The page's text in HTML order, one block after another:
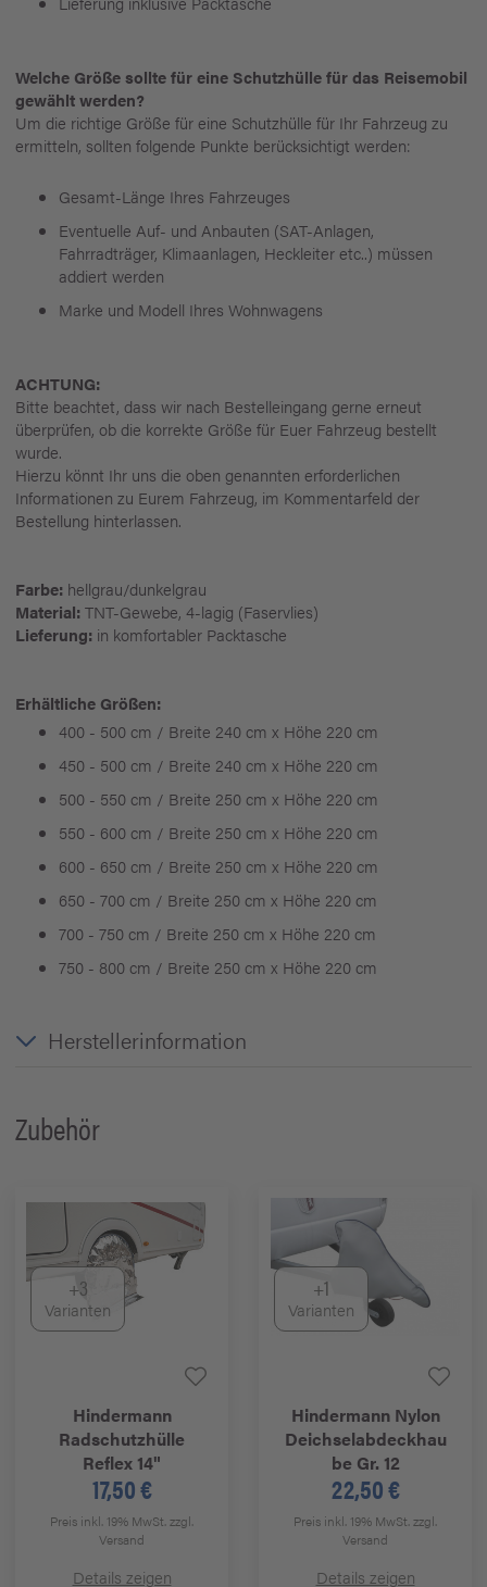
Welche Größe sollte für eine Schutzhülle für das Reisemobil
gewählt werden?
Um die richtige Größe für eine Schutzhülle für Ihr Fahrzeug zu
ermitteln, sollten folgende Punkte berücksichtigt werden:
Gesamt-Länge Ihres Fahrzeuges
Eventuelle Auf- und Anbauten (SAT-Anlagen,
Fahrradträger, Klimaanlagen, Heckleiter etc..) müssen
addiert werden
Marke und Modell Ihres Wohnwagens
ACHTUNG:
Bitte beachtet, dass wir nach Bestelleingang gerne erneut
überprüfen, ob die korrekte Größe für Euer Fahrzeug bestellt
wurde.
Hierzu könnt Ihr uns die oben genannten erforderlichen
Informationen zu Eurem Fahrzeug, im Kommentarfeld der
Bestellung hinterlassen.
Farbe: hellgrau/dunkelgrau
Material: TNT-Gewebe, 4-lagig (Faservlies)
Lieferung: in komfortabler Packtasche
Erhältliche Größen:
400 - 500 cm / Breite 240 cm x Höhe 220 cm
450 - 500 cm / Breite 240 cm x Höhe 220 cm
500 - 550 cm / Breite 250 cm x Höhe 220 cm
550 - 600 cm / Breite 250 cm x Höhe 220 cm
600 - 650 cm / Breite 250 cm x Höhe 220 cm
650 - 700 cm / Breite 250 cm x Höhe 220 cm
700 - 750 cm / Breite 250 cm x Höhe 220 cm
750 - 800 cm / Breite 250 cm x Höhe 220 cm
Herstellerinformation
Zubehör
+3
Varianten
Hindermann
Radschutzhülle
Reflex 14"
17,50 €
Preis inkl. 19% MwSt.zzgl.
Versand
Details zeigen
+1
Varianten
HindermannNylon
Deichselabdeckhau
be Gr. 12
22,50 €
Preis inkl. 19% MwSt.zzgl.
Versand
Details zeigen